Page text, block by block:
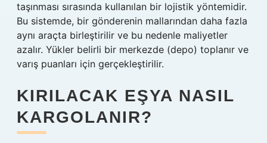
taşınması sırasında kullanılan bir lojistik yöntemidir.
Bu sistemde, bir gönderenin mallarından daha fazla
aynı araçta birleştirilir ve bu nedenle maliyetler
azalır. Yükler belirli bir merkezde (depo) toplanır ve
varış puanları için gerçekleştirilir.
KIRILACAK EŞYA NASIL
KARGOLANIR?